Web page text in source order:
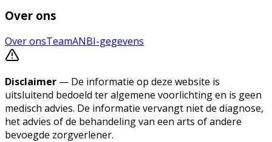
Over ons
Over onsTeamANBI-gegevens
Disclaimer — De informatie op deze website is
uitsluitend bedoeld ter algemene voorlichting en is geen
medisch advies. De informatie vervangt niet de diagnose,
het advies of de behandeling van een arts of andere
bevoegde zorgverlener.